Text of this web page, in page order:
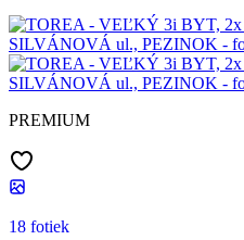
PREMIUM
18 fotiek